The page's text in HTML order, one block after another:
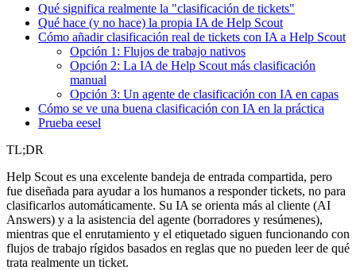
Qué significa realmente la "clasificación de tickets"
Qué hace (y no hace) la propia IA de Help Scout
Cómo añadir clasificación real de tickets con IA a Help Scout
Opción 1: Flujos de trabajo nativos
Opción 2: La IA de Help Scout más clasificación
manual
Opción 3: Un agente de clasificación con IA en capas
Cómo se ve una buena clasificación con IA en la práctica
Prueba eesel
TL;DR
Help Scout es una excelente bandeja de entrada compartida, pero
fue diseñada para ayudar a los humanos a responder tickets, no para
clasificarlos automáticamente. Su IA se orienta más al cliente (AI
Answers) y a la asistencia del agente (borradores y resúmenes),
mientras que el enrutamiento y el etiquetado siguen funcionando con
flujos de trabajo rígidos basados en reglas que no pueden leer de qué
trata realmente un ticket.